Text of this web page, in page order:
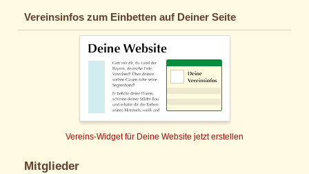
Vereinsinfos zum Einbetten auf Deiner Seite
Vereins-Widget für Deine Website jetzt erstellen
Mitglieder